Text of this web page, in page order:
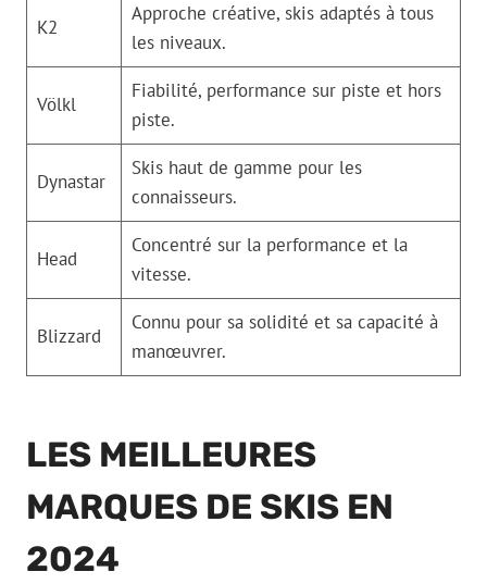
K2
Approche créative, skis adaptés à tous
les niveaux.
Völkl
Fiabilité, performance sur piste et hors
piste.
Dynastar
Skis haut de gamme pour les
connaisseurs.
Head
Concentré sur la performance et la
vitesse.
Blizzard
Connu pour sa solidité et sa capacité à
manœuvrer.
LES MEILLEURES
MARQUES DE SKIS EN
2024